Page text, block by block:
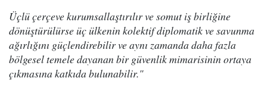
Üçlü çerçeve kurumsallaştırılır ve somut iş birliğine
dönüştürülürse üç ülkenin kolektif diplomatik ve savunma
ağırlığını güçlendirebilir ve aynı zamanda daha fazla
bölgesel temele dayanan bir güvenlik mimarisinin ortaya
çıkmasına katkıda bulunabilir."